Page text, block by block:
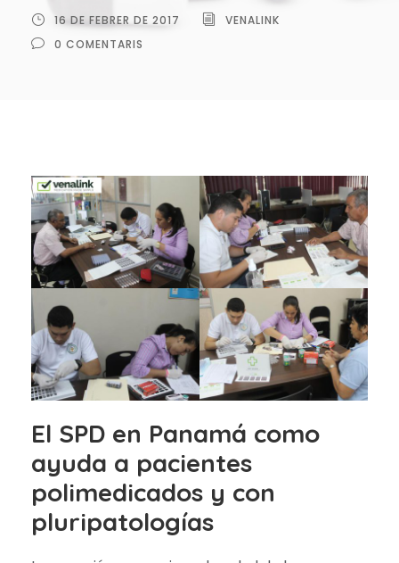
16 DE FEBRER DE 2017
VENALINK
0 COMENTARIS
El SPD en Panamá como
ayuda a pacientes
polimedicados y con
pluripatologías